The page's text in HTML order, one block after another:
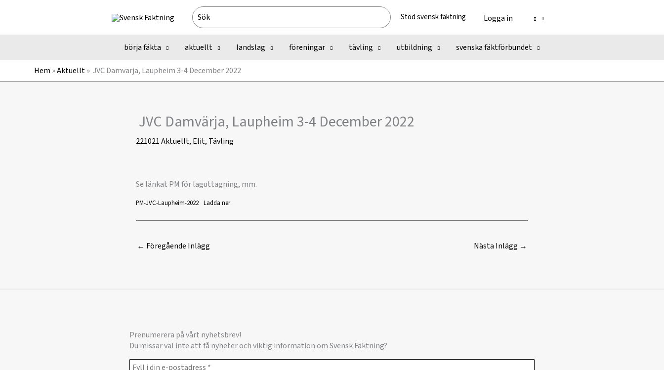
Search
for:
Stöd svensk fäktning Logga in
börja fäkta aktuellt landslag föreningar tävling utbildning svenska fäktförbundet
Hem »Aktuellt» JVC Damvärja, Laupheim 3-4 December 2022
JVC Damvärja, Laupheim 3-4 December 2022
221021Aktuellt, Elit, Tävling
Se länkat PM för laguttagning, mm.
PM-JVC-Laupheim-2022 Ladda ner
← Föregående Inlägg Nästa Inlägg →
Prenumerera på vårt nyhetsbrev!
Du missar väl inte att få nyheter och viktig information om Svensk Fäktning?